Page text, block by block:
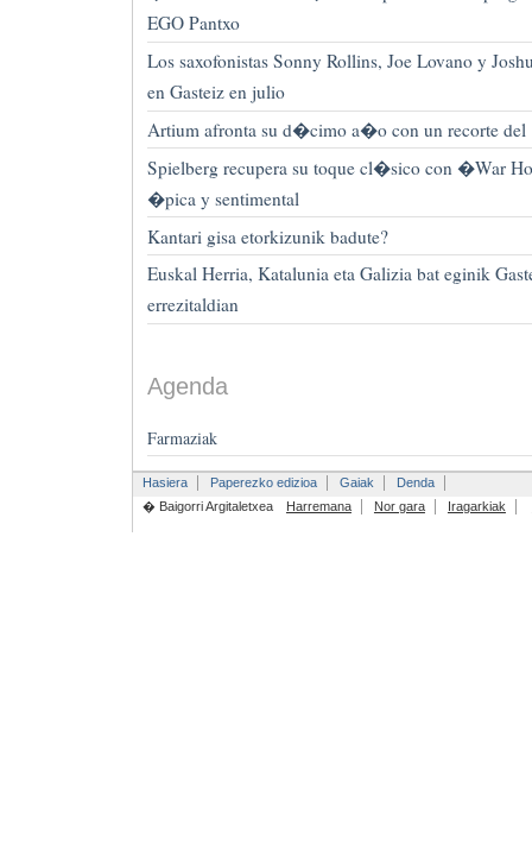
EGO Pantxo
Los saxofonistas Sonny Rollins, Joe Lovano y
en Gasteiz en julio
Artium afronta su d�cimo a�o con un recorte del
Spielberg recupera su toque cl�sico con �War
�pica y sentimental
Kantari gisa etorkizunik badute?
Euskal Herria, Katalunia eta Galizia bat eginik
errezitaldian
Agenda
Farmaziak
Hasiera Paperezko edizioa Gaiak
Denda
� Baigorri Argitaletxea
Harremana Nor gara Iragarkiak